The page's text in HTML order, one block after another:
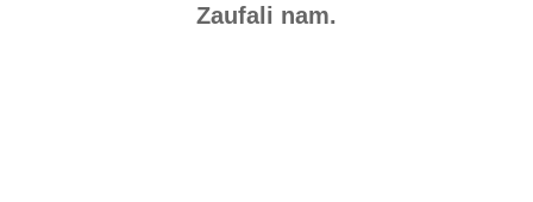
Zaufali nam.